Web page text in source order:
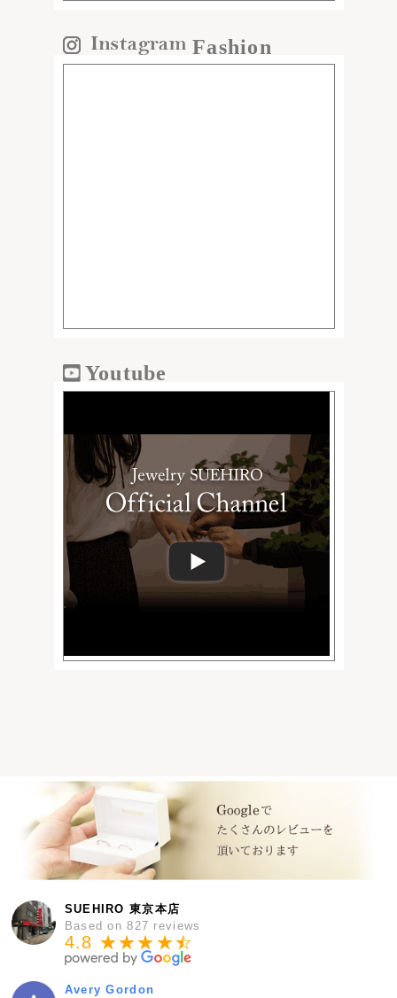
Fashion
Youtube
SUEHIRO 東京本店
Based on 827 reviews
4.8 ★★★★★
☆
Avery Gordon